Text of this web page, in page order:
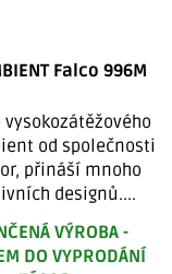
Falco 996M
vysokozátěžového
od společnosti
přináší mnoho
designů....
VÝROBA -
DO VYPRODÁNÍ